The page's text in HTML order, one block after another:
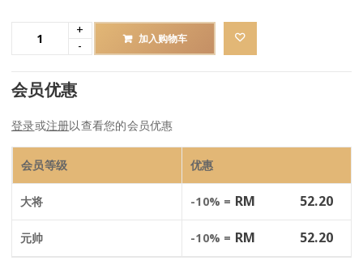
加入购物车
会员优惠
登录或注册以查看您的会员优惠
会员等级 优惠
大将 -10% = RM 52.20
元帅 -10% = RM 52.20